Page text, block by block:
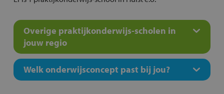
Overige praktijkonderwijs-scholen in
jouw regio
Welk onderwijsconcept past bij jou?